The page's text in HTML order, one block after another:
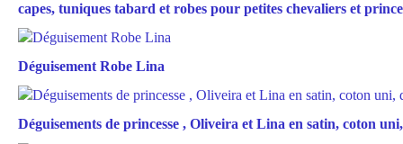
capes, tuniques tabard et robes pour petites chevaliers et
Déguisement Robe Lina
Déguisements de princesse , Oliveira et Lina en satin, coton